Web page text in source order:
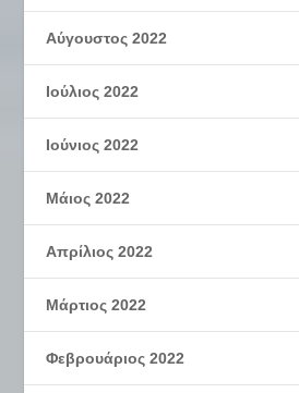
Αύγουστος 2022
Ιούλιος 2022
Ιούνιος 2022
Μάιος 2022
Απρίλιος 2022
Μάρτιος 2022
Φεβρουάριος 2022